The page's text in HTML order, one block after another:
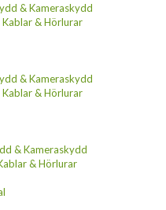
& Kameraskydd
& Hörlurar
& Kameraskydd
& Hörlurar
& Kameraskydd
& Hörlurar